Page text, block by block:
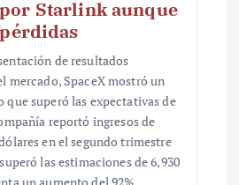
Starlink aunque
de resultados
mercado, SpaceX mostró un
superó las expectativas de
reportó ingresos de
en el segundo trimestre
las estimaciones de 6,930